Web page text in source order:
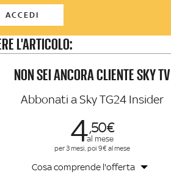
ACCEDI
L'ARTICOLO:
NON SEI ANCORA CLIENTE SKY TV
Abbonati a Sky TG24 Insider
450
al mese
per 3 mesi, poi 9€ al mese
Cosa comprende l'offerta